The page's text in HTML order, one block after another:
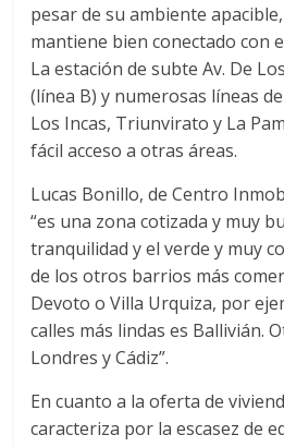
pesar de su ambiente
mantiene bien conectado con
La estación de subte Av. De
(línea B) y numerosas líneas
Los Incas, Triunvirato y La
fácil acceso a otras áreas.
Lucas Bonillo, de Centro
“es una zona cotizada y muy
tranquilidad y el verde y muy
de los otros barrios más
Devoto o Villa Urquiza, por
calles más lindas es Ballivián.
Londres y Cádiz”.
En cuanto a la oferta de
caracteriza por la escasez de